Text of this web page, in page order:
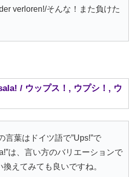
verloren!/そんな！また負けた
/ ウップス！, ウプシ！, ウ
言葉はドイツ語で”Ups!”で
は、言い方のバリエーションで
えてみても良いですね。